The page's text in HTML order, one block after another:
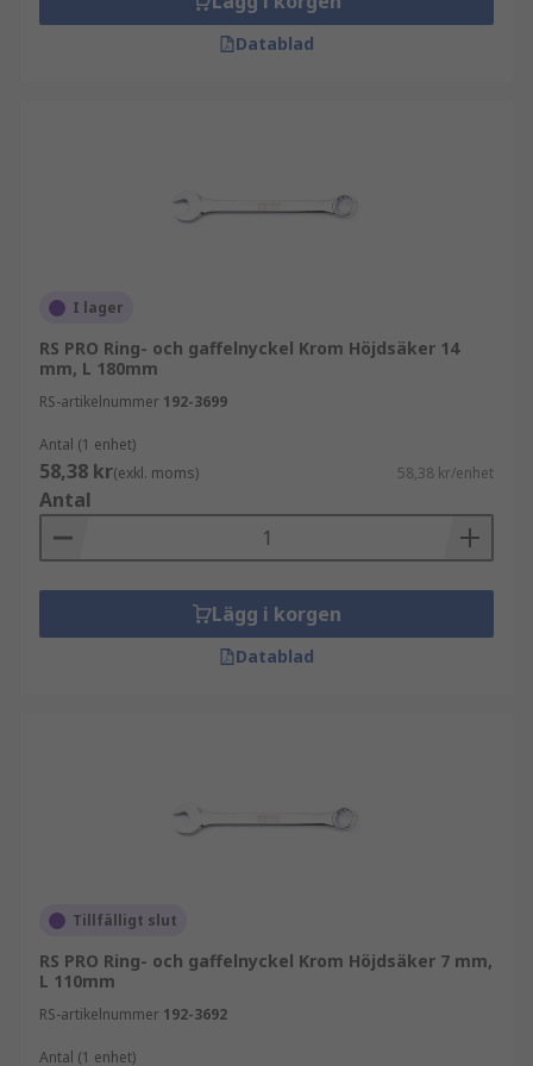
fabriksgolv. För hushållsarbete eller gör-det-
själv-ändamål tjänar skiftnycklar en mängd
Datablad
I lager
RS PRO Ring- och gaffelnyckel Krom Höjdsäker 14
mm, L 180mm
RS-artikelnummer 192-3699
Antal (1 enhet)
58,38 kr(exkl. moms) 58,38 kr/enhet
Antal
Lägg i korgen
Datablad
Tillfälligt slut
RS PRO Ring- och gaffelnyckel Krom Höjdsäker 7 mm,
L 110mm
RS-artikelnummer 192-3692
Antal (1 enhet)